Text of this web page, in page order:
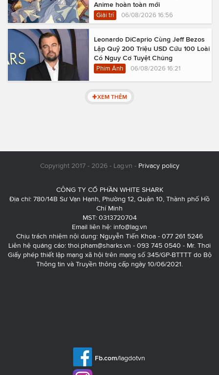
Anime hoàn toàn mới
Giải trí 06/08/2026 16:56
Leonardo DiCaprio Cùng Jeff Bezos
Lập Quỹ 200 Triệu USD Cứu 100 Loài
Có Nguy Cơ Tuyệt Chủng
Phim Ảnh 06/08/2026 16:21
XEM THÊM
Copyright 2017 - 2026 - Lag.vn - Privacy policy
CÔNG TY CỔ PHẦN WHITE SHARK
Địa chỉ: 780/14B Sư Vạn Hạnh, Phường 12, Quận 10, Thành phố Hồ
Chí Minh
MST: 0313720704
Email liên hệ: info@lag.vn
Chịu trách nhiệm nội dung: Nguyễn Tiến Khoa - 077 261 5246
Liên hệ quảng cáo: thoi.pham@sharks.vn - 093 745 0540 - Mr. Thơi
Giấy phép thiết lập mạng xã hội trên mạng số 345/GP-BTTTT do Bộ
Thông tin và Truyền thông cấp ngày 10/06/2021.
Fb.com/lagdotvn